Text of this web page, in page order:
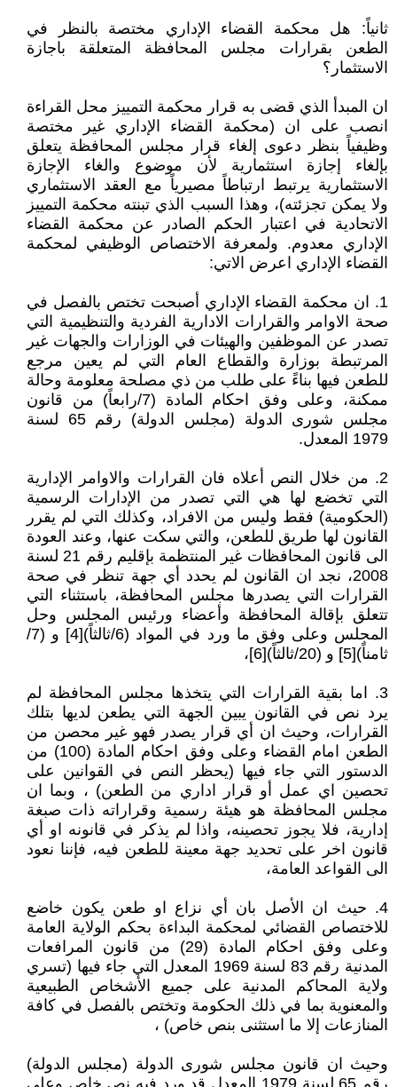
ثانياً: هل محكمة القضاء الإداري مختصة بالنظر في
الطعن بقرارات مجلس المحافظة المتعلقة باجازة
الاستثمار؟
ان المبدأ الذي قضى به قرار محكمة التمييز محل القراءة
انصب على ان (محكمة القضاء الإداري غير مختصة
وظيفياً بنظر دعوى إلغاء قرار مجلس المحافظة يتعلق
بإلغاء إجازة استثمارية لأن موضوع والغاء الإجازة
الاستثمارية يرتبط ارتباطاً مصيرياً مع العقد الاستثماري
ولا يمكن تجزئته)، وهذا السبب الذي تبنته محكمة التمييز
الاتحادية في اعتبار الحكم الصادر عن محكمة القضاء
الإداري معدوم. ولمعرفة الاختصاص الوظيفي لمحكمة
القضاء الإداري اعرض الاتي:
1. ان محكمة القضاء الإداري أصبحت تختص بالفصل في
صحة الاوامر والقرارات الادارية الفردية والتنظيمية التي
تصدر عن الموظفين والهيئات في الوزارات والجهات غير
المرتبطة بوزارة والقطاع العام التي لم يعين مرجع
للطعن فيها بناءً على طلب من ذي مصلحة معلومة وحالة
ممكنة، وعلى وفق احكام المادة (7/رابعاً) من قانون
مجلس شورى الدولة (مجلس الدولة) رقم 65 لسنة
1979 المعدل.
2. من خلال النص أعلاه فان القرارات والاوامر الإدارية
التي تخضع لها هي التي تصدر من الإدارات الرسمية
(الحكومية) فقط وليس من الافراد، وكذلك التي لم يقرر
القانون لها طريق للطعن، والتي سكت عنها، وعند العودة
الى قانون المحافظات غير المنتظمة بإقليم رقم 21 لسنة
2008، نجد ان القانون لم يحدد أي جهة تنظر في صحة
القرارات التي يصدرها مجلس المحافظة، باستثناء التي
تتعلق بإقالة المحافظة وأعضاء ورئيس المجلس وحل
المجلس وعلى وفق ما ورد في المواد (6/ثالثاً)[4] و (7/
ثامناً)[5] و (20/ثالثاً)[6]،
3. اما بقية القرارات التي يتخذها مجلس المحافظة لم
يرد نص في القانون يبين الجهة التي يطعن لديها بتلك
القرارات، وحيث ان أي قرار يصدر فهو غير محصن من
الطعن امام القضاء وعلى وفق احكام المادة (100) من
الدستور التي جاء فيها (يحظر النص في القوانين على
تحصين اي عمل أو قرار اداري من الطعن) ، وبما ان
مجلس المحافظة هو هيئة رسمية وقراراته ذات صبغة
إدارية، فلا يجوز تحصينه، واذا لم يذكر في قانونه او أي
قانون اخر على تحديد جهة معينة للطعن فيه، فإننا نعود
الى القواعد العامة،
4. حيث ان الأصل بان أي نزاع او طعن يكون خاضع
للاختصاص القضائي لمحكمة البداءة بحكم الولاية العامة
وعلى وفق احكام المادة (29) من قانون المرافعات
المدنية رقم 83 لسنة 1969 المعدل التي جاء فيها (تسري
ولاية المحاكم المدنية على جميع الأشخاص الطبيعية
والمعنوية بما في ذلك الحكومة وتختص بالفصل في كافة
المنازعات إلا ما استثنى بنص خاص) ،
وحيث ان قانون مجلس شورى الدولة (مجلس الدولة)